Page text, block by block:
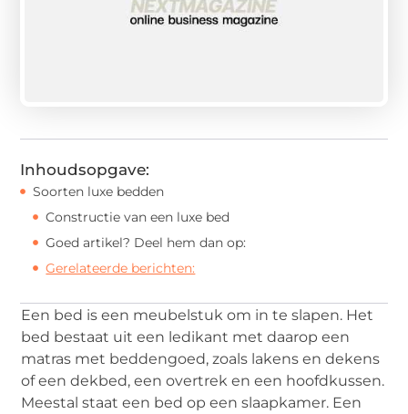
Inhoudsopgave:
Soorten luxe bedden
Constructie van een luxe bed
Goed artikel? Deel hem dan op:
Gerelateerde berichten:
Een bed is een meubelstuk om in te slapen. Het
bed bestaat uit een ledikant met daarop een
matras met beddengoed, zoals lakens en dekens
of een dekbed, een overtrek en een hoofdkussen.
Meestal staat een bed op een slaapkamer. Een